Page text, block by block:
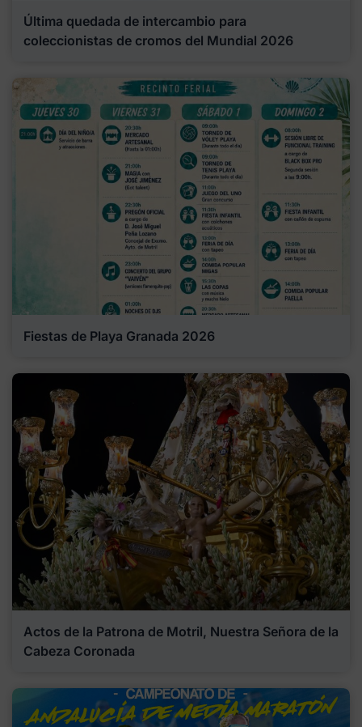
Última quedada de intercambio para
coleccionistas de cromos del Mundial 2026
Fiestas de Playa Granada 2026
Actos de la Patrona de Motril, Nuestra Señora de la
Cabeza Coronada